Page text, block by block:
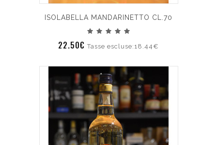
ISOLABELLA MANDARINETTO CL.70
22.50€Tasse escluse:18.44€